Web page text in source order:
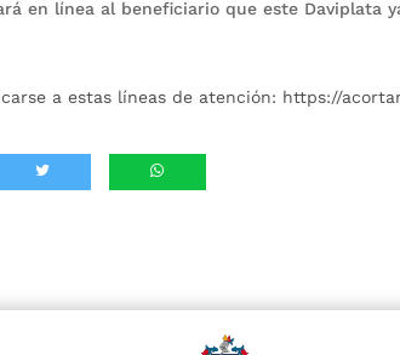
en línea al beneficiario que este Daviplata
a estas líneas de atención: https://